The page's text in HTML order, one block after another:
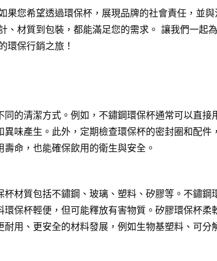
您希望透過環保杯，展現品牌的社會責任，並
材質到包裝，都能滿足您的需求。 讓我們一起
環保行銷之旅！
的清潔方式。例如，不鏽鋼環保杯通常可以直接
味產生。此外，定期檢查環保杯的密封圈和配件
命，也能確保飲用的衛生與安全。
材質包括不鏽鋼、玻璃、塑料、矽膠等。不鏽鋼
保杯輕便，但可能釋放有害物質。矽膠環保杯柔
用、更安全的材料發展，例如生物基塑料、可分